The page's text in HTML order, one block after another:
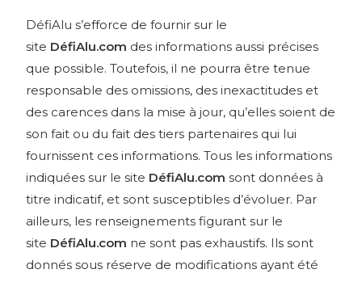
DéfiAlu s’efforce de fournir sur le
site DéfiAlu.com des informations aussi précises
que possible. Toutefois, il ne pourra être tenue
responsable des omissions, des inexactitudes et
des carences dans la mise à jour, qu’elles soient de
son fait ou du fait des tiers partenaires qui lui
fournissent ces informations. Tous les informations
indiquées sur le site DéfiAlu.com sont données à
titre indicatif, et sont susceptibles d’évoluer. Par
ailleurs, les renseignements figurant sur le
site DéfiAlu.com ne sont pas exhaustifs. Ils sont
donnés sous réserve de modifications ayant été